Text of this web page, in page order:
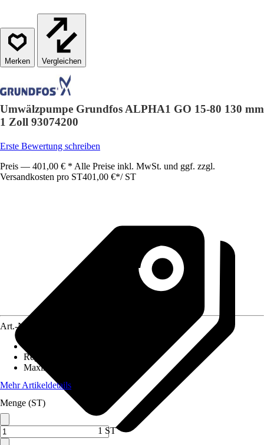
Vergleichen
Umwälzpumpe Grundfos ALPHA1 GO 15-80 130 mm
1 Zoll 93074200
Erste Bewertung schreiben
Preis — 401,00 € * Alle Preise inkl. MwSt. und ggf. zzgl.
Versandkosten pro ST401,00 €*/ ST
Art.-Nr.
Regelung
Maximale Förderhöhe
Mehr Artikeldetails
Menge (ST)
1 ST